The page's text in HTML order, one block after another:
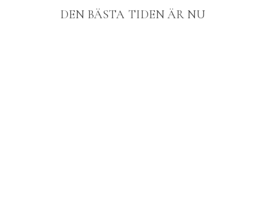
DEN BÄSTA TIDEN ÄR NU